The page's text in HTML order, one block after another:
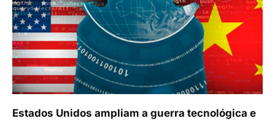
Estados Unidos ampliam a guerra tecnológica e